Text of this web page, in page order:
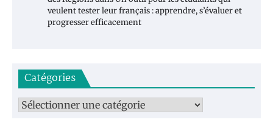
veulent tester leur français : apprendre, s’évaluer et
progresser efficacement
Catégories
Catégories